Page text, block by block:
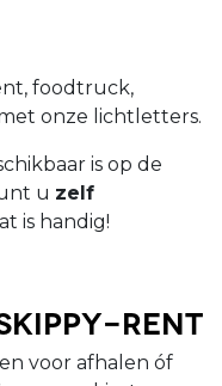
foodtruck,
onze lichtletters.
is op de
u zelf
is handig!
Rent
voor afhalen óf